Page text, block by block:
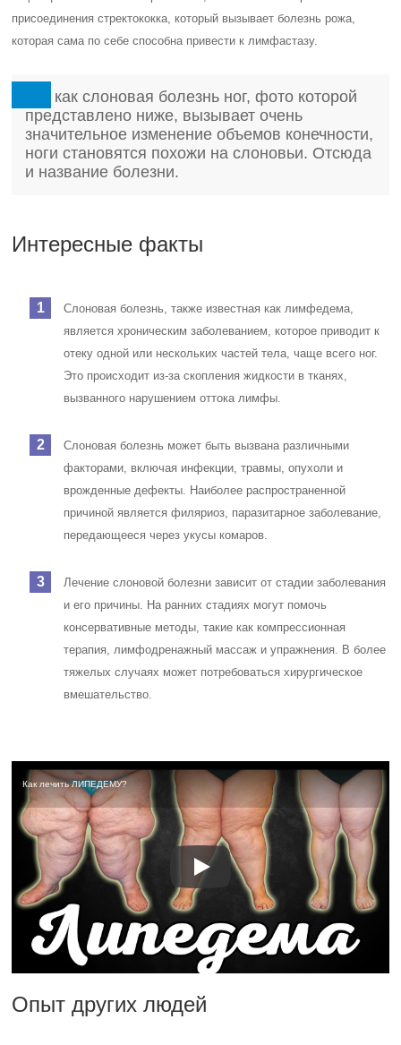
присоединения стректококка, который вызывает болезнь рожа,
которая сама по себе способна привести к лимфастазу.
Так как слоновая болезнь ног, фото которой
представлено ниже, вызывает очень
значительное изменение объемов конечности,
ноги становятся похожи на слоновьи. Отсюда
и название болезни.
Интересные факты
Слоновая болезнь, также известная как лимфедема,
является хроническим заболеванием, которое приводит к
отеку одной или нескольких частей тела, чаще всего ног.
Это происходит из-за скопления жидкости в тканях,
вызванного нарушением оттока лимфы.
Слоновая болезнь может быть вызвана различными
факторами, включая инфекции, травмы, опухоли и
врожденные дефекты. Наиболее распространенной
причиной является филяриоз, паразитарное заболевание,
передающееся через укусы комаров.
Лечение слоновой болезни зависит от стадии заболевания
и его причины. На ранних стадиях могут помочь
консервативные методы, такие как компрессионная
терапия, лимфодренажный массаж и упражнения. В более
тяжелых случаях может потребоваться хирургическое
вмешательство.
Как лечить ЛИПЕДЕМУ?
Опыт других людей